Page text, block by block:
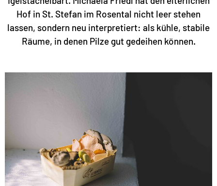
Hof in St. Stefan im Rosental nicht leer stehen
lassen, sondern neu interpretiert: als kühle, stabile
Räume, in denen Pilze gut gedeihen können.